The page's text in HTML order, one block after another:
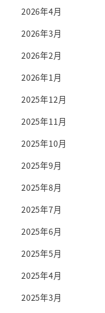
2026年4月
2026年3月
2026年2月
2026年1月
2025年12月
2025年11月
2025年10月
2025年9月
2025年8月
2025年7月
2025年6月
2025年5月
2025年4月
2025年3月